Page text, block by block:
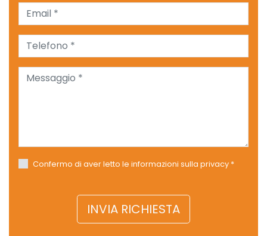
Email *
Telefono *
Messaggio *
Confermo di aver letto le informazioni sulla privacy *